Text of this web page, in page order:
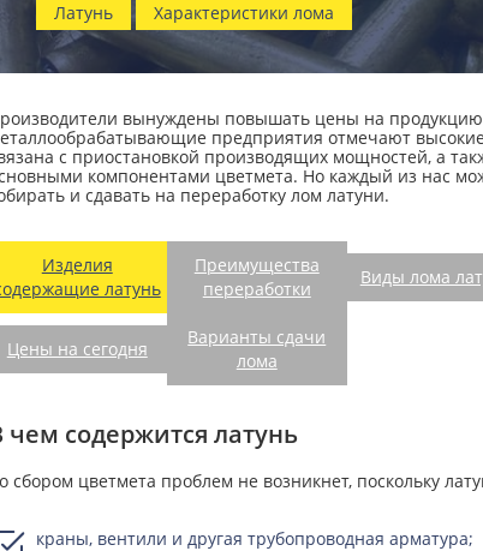
Латунь Характеристики лома
вынуждены повышать цены на продукцию
предприятия отмечают
с приостановкой производящих мощностей, а
компонентами цветмета. Но каждый из нас
и сдавать на переработку лом латуни.
Изделия
латунь
Преимущества
переработки
Виды лома
Цены на сегодня
Варианты сдачи
лома
чем содержится латунь
сбором цветмета проблем не возникнет, поскольку
краны, вентили и другая трубопроводная арматура;